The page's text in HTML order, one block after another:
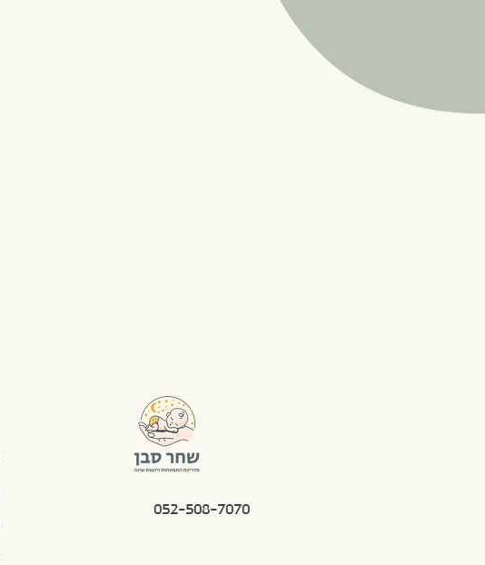
052-508-7070